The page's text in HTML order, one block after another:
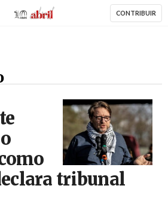
AbrilAbril CONTRIBUIR
Rob Browne / The Cradle
tribunal